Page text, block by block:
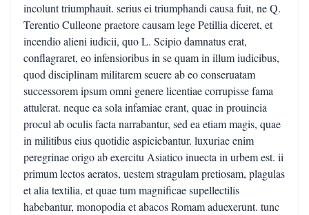
incolunt triumphauit. serius ei triumphandi causa fuit, ne Q.
Terentio Culleone praetore causam lege Petillia diceret, et
incendio alieni iudicii, quo L. Scipio damnatus erat,
conflagraret, eo infensioribus in se quam in illum iudicibus,
quod disciplinam militarem seuere ab eo conseruatam
successorem ipsum omni genere licentiae corrupisse fama
attulerat. neque ea sola infamiae erant, quae in prouincia
procul ab oculis facta narrabantur, sed ea etiam magis, quae
in militibus eius quotidie aspiciebantur. luxuriae enim
peregrinae origo ab exercitu Asiatico inuecta in urbem est. ii
primum lectos aeratos, uestem stragulam pretiosam, plagulas
et alia textilia, et quae tum magnificae supellectilis
habebantur, monopodia et abacos Romam aduexerunt. tunc